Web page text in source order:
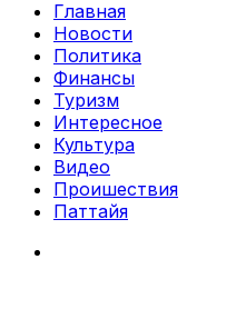
Главная
Новости
Политика
Финансы
Туризм
Интересное
Культура
Видео
Проишествия
Паттайя